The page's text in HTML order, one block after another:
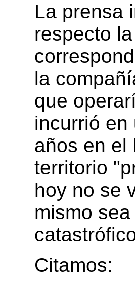
La prensa
respecto
la
que
incurrió en
años en el
territorio
hoy no se
mismo
Citamos: